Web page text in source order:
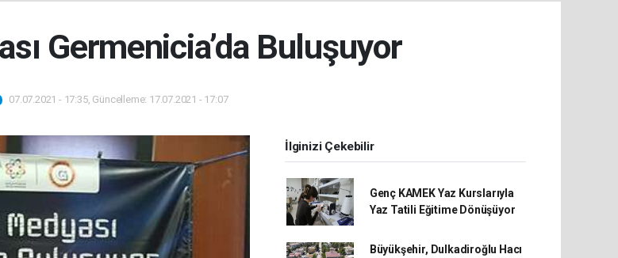
Germenicia’da Buluşuyor
07.07.2021 - 17:35, Güncelleme: 17.07.2021 - 17:07
İlginizi Çekebilir
Genç KAMEK Yaz Kurslarıyla
Yaz Tatili Eğitime Dönüşüyor
Büyükşehir, Dulkadiroğlu Hacı